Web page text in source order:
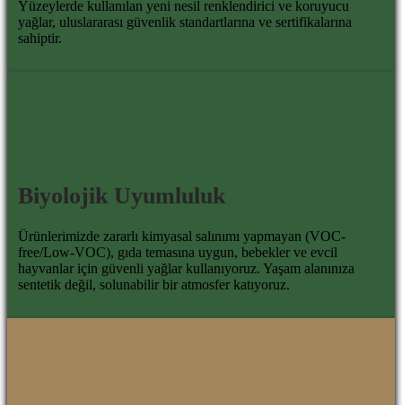
Yüzeylerde kullanılan yeni nesil renklendirici ve koruyucu
yağlar, uluslararası güvenlik standartlarına ve sertifikalarına
sahiptir.
Biyolojik Uyumluluk
Ürünlerimizde zararlı kimyasal salınımı yapmayan (VOC-
free/Low-VOC), gıda temasına uygun, bebekler ve evcil
hayvanlar için güvenli yağlar kullanıyoruz. Yaşam alanınıza
sentetik değil, solunabilir bir atmosfer katıyoruz.